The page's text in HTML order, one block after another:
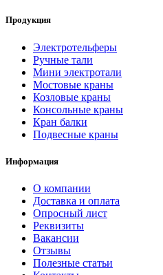
Продукция
Электротельферы
Ручные тали
Мини электротали
Мостовые краны
Козловые краны
Консольные краны
Кран балки
Подвесные краны
Информация
О компании
Доставка и оплата
Опросный лист
Реквизиты
Вакансии
Отзывы
Полезные статьи